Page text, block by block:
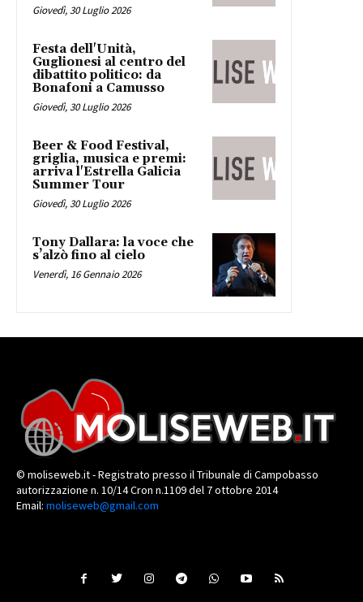
Giovedì, 30 Luglio 2026
Festa dell'Unità,
Guglionesi al centro del
dibattito politico: da
Bonafoni a Camusso
Giovedì, 30 Luglio 2026
Beer & Food Festival,
griglia, musica e premi:
arriva l'Estrella Galicia
Summer Tour
Giovedì, 30 Luglio 2026
Tony Dallara: la voce che
s’alzò fino al cielo
Venerdì, 16 Gennaio 2026
© moliseweb.it - Registrato presso il Tribunale di Campobasso
autorizzazione n. 10/14 Cron n.1109 del 7 ottobre 2014
Email: moliseweb@gmail.com